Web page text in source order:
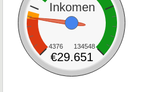
Inkomen
4376 134548
€29.651